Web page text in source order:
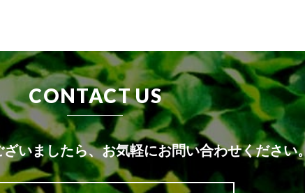
CONTACT US
いましたら、お気軽にお問い合わせください。